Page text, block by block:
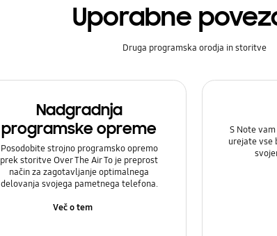
Uporabne
Druga programska orodja in storitve
Nadgradnja
programske opreme
Posodobite strojno programsko opremo
prek storitve Over The Air To je preprost
način za zagotavljanje optimalnega
delovanja svojega pametnega telefona.
Več o tem
S Note
urejate vse